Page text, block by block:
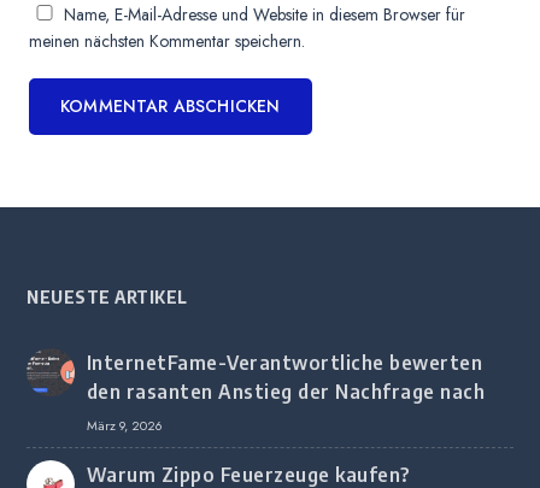
Name, E-Mail-Adresse und Website in diesem Browser für
meinen nächsten Kommentar speichern.
NEUESTE ARTIKEL
InternetFame-Verantwortliche bewerten
den rasanten Anstieg der Nachfrage nach
digitalem Marketing bei deutschen
Unternehmen
März 9, 2026
Warum Zippo Feuerzeuge kaufen?